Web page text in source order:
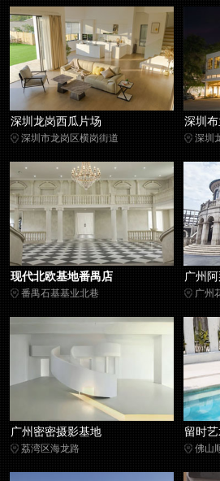
深圳龙岗西瓜片场
深圳市龙岗区横岗街道
深圳
深圳
现代北欧基地番禺店
番禺石基基业北巷
广州
广州
广州密密摄影基地
荔湾区海龙路
留时
佛山